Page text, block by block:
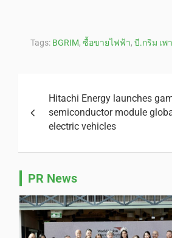
Tags: BGRIM, ซื้อขายไฟฟ้า, บี.กริม เพ
Hitachi Energy launches
semiconductor module
electric vehicles
PR News